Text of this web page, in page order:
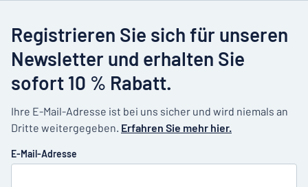
Registrieren Sie sich für unseren
Newsletter und erhalten Sie
sofort 10 % Rabatt.
Ihre E-Mail-Adresse ist bei uns sicher und wird niemals an
Dritte weitergegeben. Erfahren Sie mehr hier.
E-Mail-Adresse